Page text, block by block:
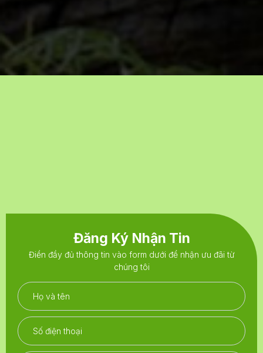
Đăng Ký Nhận Tin
Điền đầy đủ thông tin vào form dưới để nhận ưu đãi từ
chúng tôi